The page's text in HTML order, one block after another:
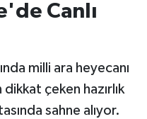
Canlı
milli ara heyecanı
çeken hazırlık
sahne alıyor.